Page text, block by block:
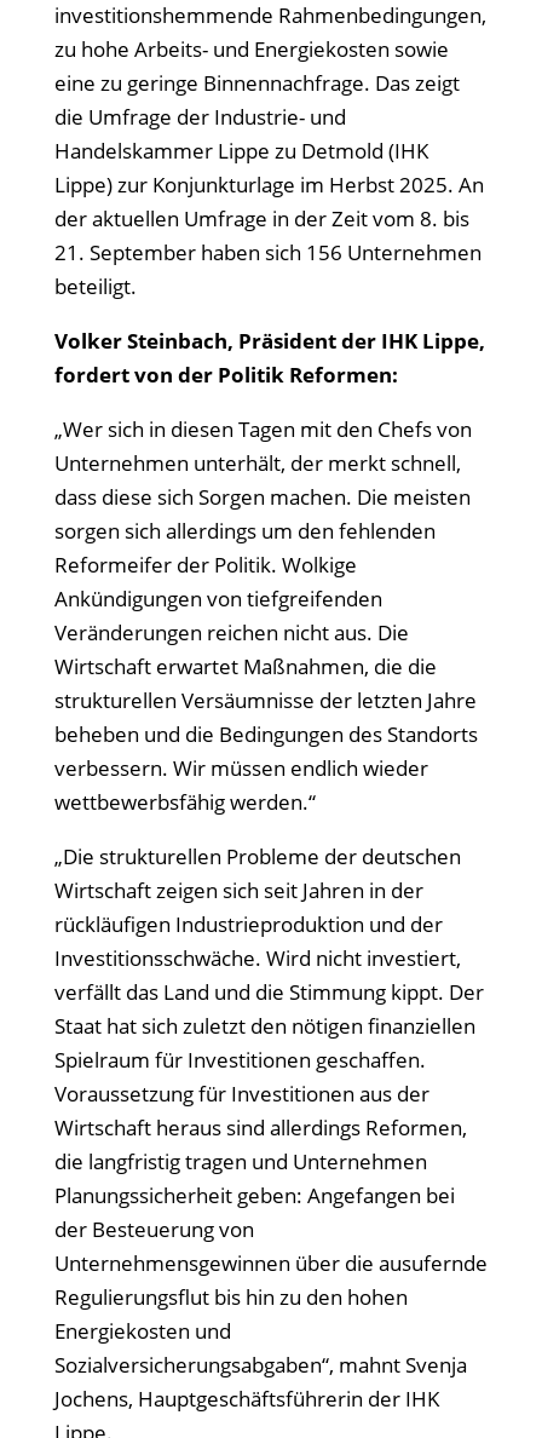
investitionshemmende Rahmenbedingungen,
zu hohe Arbeits- und Energiekosten sowie
eine zu geringe Binnennachfrage. Das zeigt
die Umfrage der Industrie- und
Handelskammer Lippe zu Detmold (IHK
Lippe) zur Konjunkturlage im Herbst 2025. An
der aktuellen Umfrage in der Zeit vom 8. bis
21. September haben sich 156 Unternehmen
beteiligt.
Volker Steinbach, Präsident der IHK Lippe,
fordert von der Politik Reformen:
„Wer sich in diesen Tagen mit den Chefs von
Unternehmen unterhält, der merkt schnell,
dass diese sich Sorgen machen. Die meisten
sorgen sich allerdings um den fehlenden
Reformeifer der Politik. Wolkige
Ankündigungen von tiefgreifenden
Veränderungen reichen nicht aus. Die
Wirtschaft erwartet Maßnahmen, die die
strukturellen Versäumnisse der letzten Jahre
beheben und die Bedingungen des Standorts
verbessern. Wir müssen endlich wieder
wettbewerbsfähig werden.“
„Die strukturellen Probleme der deutschen
Wirtschaft zeigen sich seit Jahren in der
rückläufigen Industrieproduktion und der
Investitionsschwäche. Wird nicht investiert,
verfällt das Land und die Stimmung kippt. Der
Staat hat sich zuletzt den nötigen finanziellen
Spielraum für Investitionen geschaffen.
Voraussetzung für Investitionen aus der
Wirtschaft heraus sind allerdings Reformen,
die langfristig tragen und Unternehmen
Planungssicherheit geben: Angefangen bei
der Besteuerung von
Unternehmensgewinnen über die ausufernde
Regulierungsflut bis hin zu den hohen
Energiekosten und
Sozialversicherungsabgaben“, mahnt Svenja
Jochens, Hauptgeschäftsführerin der IHK